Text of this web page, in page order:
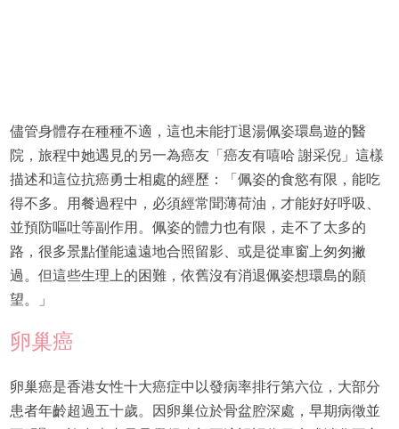
儘管身體存在種種不適，這也未能打退湯佩姿環島遊的醫
院，旅程中她遇見的另一為癌友「癌友有嘻哈 謝采倪」這樣
描述和這位抗癌勇士相處的經歷：「佩姿的食慾有限，能吃
得不多。用餐過程中，必須經常聞薄荷油，才能好好呼吸、
並預防嘔吐等副作用。佩姿的體力也有限，走不了太多的
路，很多景點僅能遠遠地合照留影、或是從車窗上匆匆撇
過。但這些生理上的困難，依舊沒有消退佩姿想環島的願
望。」
卵巢癌
卵巢癌是香港女性十大癌症中以發病率排行第六位，大部分
患者年齡超過五十歲。因卵巢位於骨盆腔深處，早期病徵並